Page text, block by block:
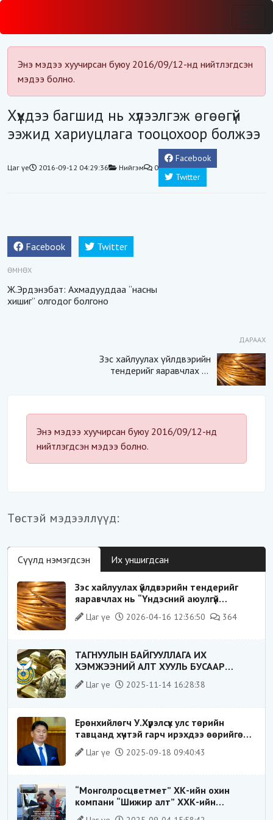
Энэ мэдээ хуучирсан буюу 2016/09/12-нд нийтлэгдсэн
мэдээ болно.
Хүүхдээ багшид нь хүлээлгэж өгөөгүй
ээжид хариуцлага тооцохоор болжээ
Цаг үе 2016-09-12 04:29:36 Нийгэм 0
Facebook
Twitter
Facebook Twitter
ӨМНӨХ
Ж.Эрдэнэбат: Ахмадууддаа “насны
хишиг” олгодог болгоно
ДАРААХ
Зэс хайлуулах үйлдвэрийн
тендерийг яаравчлах нь
Энэ мэдээ хуучирсан буюу 2016/09/12-нд
нийтлэгдсэн мэдээ болно.
Төстэй мэдээллүүд:
Сүүлд нэмэгдсэн Их уншигдсан
Зэс хайлуулах үйлдвэрийн тендерийг
яаравчлах нь “Үндэсний аюулгүй
байдал“-д эрсдэлтэй юу?
Цаг үе 2026-04-16 12:36:50 364
ТАГНУУЛЫН БАЙГУУЛЛАГА ИХ
ХЭМЖЭЭНИЙ АЛТ ХУУЛЬ БУСААР
ХИЛЭЭР ГАРГАХ ГЭЖ БАЙСАН
ҮЙЛДЛИЙГ ТАСЛАН ЗОГСООЛОО
Цаг үе 2025-11-14 16:28:38
Ерөнхийлөгч У.Хүрэлсүх улс төрийн
тавцанд хүчтэй гарч ирэхдээ өөрийгөө
шударга ёсны төлөө тэмцэгч, “хуучин
тогтолцооны хонгилыг нураагч” гэсэн
Цаг үе 2025-09-18 09:40:43
“Монголросцветмет” ХК-ийн охин
компани “Шижир алт” ХХК-ийн
Гүйцэтгэх захирлаар ажиллаж байсан